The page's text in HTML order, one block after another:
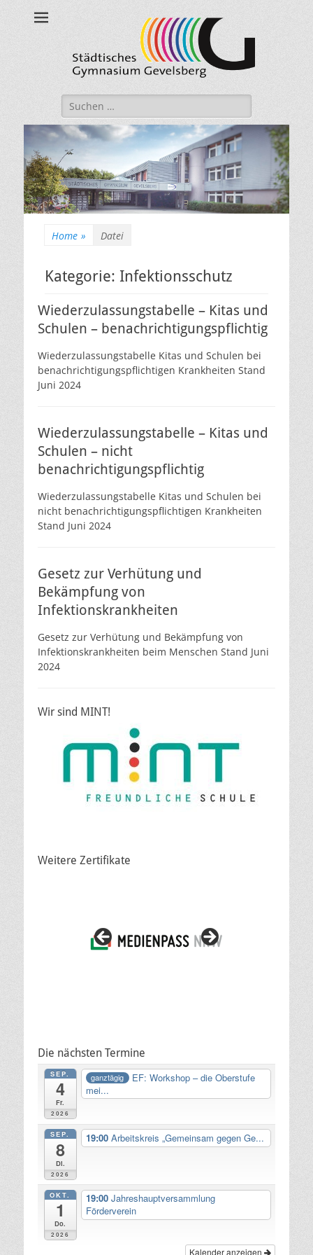
Städtisches
Gymnasium
Gevelsberg
Suche
nach:
Home » Datei
Kategorie: Infektionsschutz
Wiederzulassungstabelle – Kitas und
Schulen – benachrichtigungspflichtig
Wiederzulassungstabelle Kitas und Schulen bei
benachrichtigungspflichtigen Krankheiten Stand
Juni 2024
Wiederzulassungstabelle – Kitas und
Schulen – nicht
benachrichtigungspflichtig
Wiederzulassungstabelle Kitas und Schulen bei
nicht benachrichtigungspflichtigen Krankheiten
Stand Juni 2024
Gesetz zur Verhütung und
Bekämpfung von
Infektionskrankheiten
Gesetz zur Verhütung und Bekämpfung von
Infektionskrankheiten beim Menschen Stand Juni
2024
Wir sind MINT!
Weitere Zertifikate
Die nächsten Termine
SEP.
4
Fr.
2026
ganztägig
EF: Workshop – die Oberstufe
mei...
SEP.
8
Di.
2026
19:00 Arbeitskreis „Gemeinsam gegen Ge...
OKT.
1
Do.
2026
19:00 Jahreshauptversammlung
Förderverein
Kalender anzeigen